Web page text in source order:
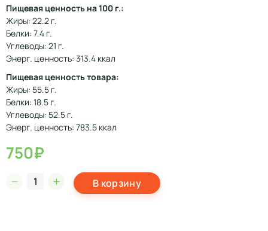
Пищевая ценность на 100 г.:
Жиры: 22.2 г.
Белки: 7.4 г.
Углеводы: 21 г.
Энерг. ценность: 313.4 ккал
Пищевая ценность товара:
Жиры: 55.5 г.
Белки: 18.5 г.
Углеводы: 52.5 г.
Энерг. ценность: 783.5 ккал
750₽
В корзину